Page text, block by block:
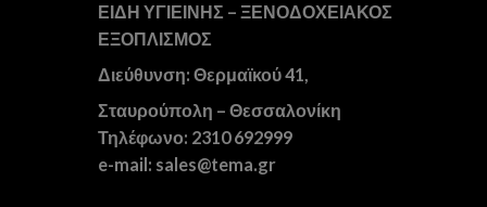
ΕΙΔΗ ΥΓΙΕΙΝΗΣ – ΞΕΝΟΔΟΧΕΙΑΚΟΣ
ΕΞΟΠΛΙΣΜΟΣ
Διεύθυνση: Θερμαϊκού 41,
Σταυρούπολη – Θεσσαλονίκη
Τηλέφωνο: 2310 692999
e-mail: sales@tema.gr